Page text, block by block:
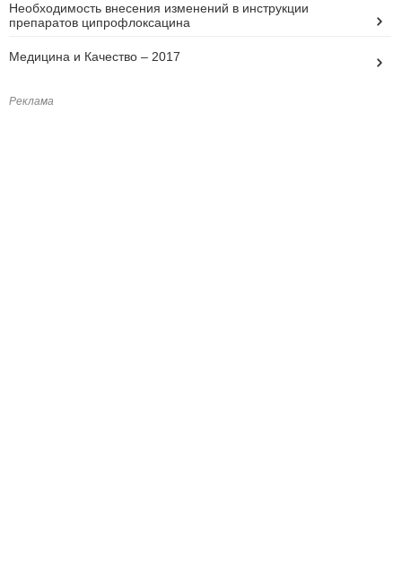
Необходимость внесения изменений в инструкции
препаратов ципрофлоксацина
Медицина и Качество – 2017
Реклама